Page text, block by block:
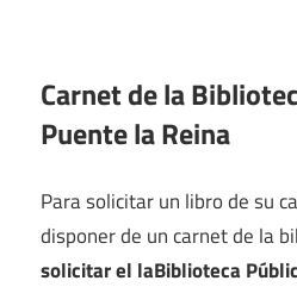
Carnet de la
Puente la Reina
Para solicitar un libro de su
disponer de un carnet de la
solicitar el laBiblioteca